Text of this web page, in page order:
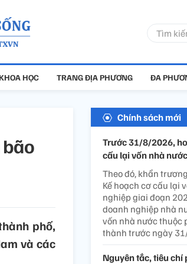
KHOA HỌC TRANG ĐỊA PHƯƠNG ĐA
phố,
và các
Chính sách mới
Trước 31/8/2026,
cấu lại vốn nhà
Theo đó, khẩn
Kế hoạch cơ cấu lại
nghiệp giai đoạn
doanh nghiệp nhà
vốn nhà nước thuộc
thành trước ngày
Nguyên tắc, tiêu